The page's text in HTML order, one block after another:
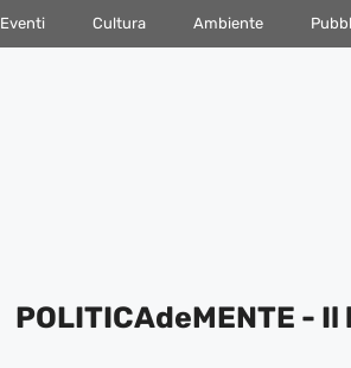
Eventi Cultura Ambiente
POLITICAdeMENTE -